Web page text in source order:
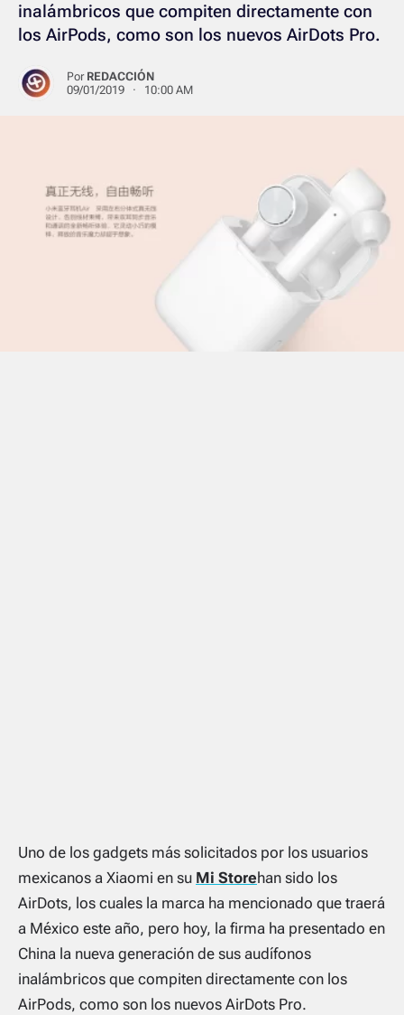
inalámbricos que compiten directamente con
los AirPods, como son los nuevos AirDots Pro.
Por REDACCIÓN
09/01/2019 · 10:00 AM
Uno de los gadgets más solicitados por los usuarios
mexicanos a Xiaomi en su Mi Storehan sido los
AirDots, los cuales la marca ha mencionado que traerá
a México este año, pero hoy, la firma ha presentado en
China la nueva generación de sus audífonos
inalámbricos que compiten directamente con los
AirPods, como son los nuevos AirDots Pro.